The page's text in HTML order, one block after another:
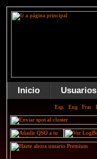
Inicio Usuarios